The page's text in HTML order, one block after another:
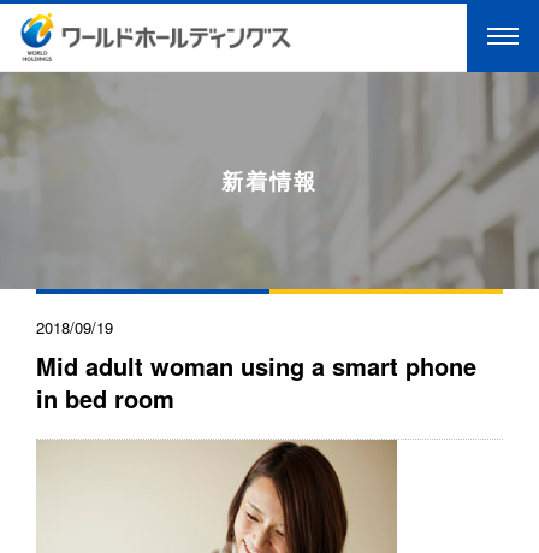
新着情報
2018/09/19
Mid adult woman using a smart phone
in bed room